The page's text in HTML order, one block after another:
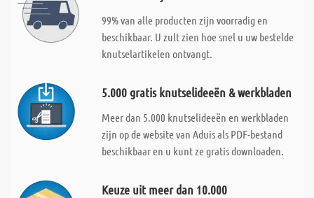
99% van alle producten zijn voorradig en
beschikbaar. U zult zien hoe snel u uw bestelde
knutselartikelen ontvangt.
5.000 gratis knutselideeën & werkbladen
Meer dan 5.000 knutselideeën en werkbladen
zijn op de website van Aduis als PDF-bestand
beschikbaar en u kunt ze gratis downloaden.
Keuze uit meer dan 10.000